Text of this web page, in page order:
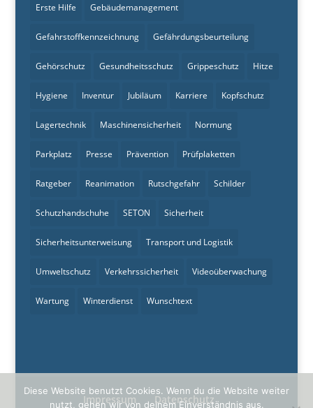
Erste Hilfe Gebäudemanagement
Gefahrstoffkennzeichnung Gefährdungsbeurteilung
Gehörschutz Gesundheitsschutz Grippeschutz Hitze
Hygiene Inventur Jubiläum Karriere Kopfschutz
Lagertechnik Maschinensicherheit Normung
Parkplatz Presse Prävention Prüfplaketten
Ratgeber Reanimation Rutschgefahr Schilder
Schutzhandschuhe SETON Sicherheit
Sicherheitsunterweisung Transport und Logistik
Umweltschutz Verkehrssicherheit Videoüberwachung
Wartung Winterdienst Wunschtext
Impressum Datenschutz
Diese Website benutzt Cookies. Wenn du die Website weiter
nutzt, gehen wir von deinem Einverständnis aus.